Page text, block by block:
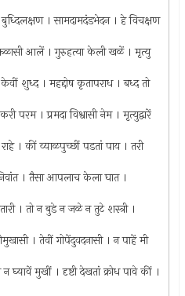
। सामदामदंडभेदन । हे विचक्षण
फळासी आलें । गुरुहत्या केली खळें । मृत्यु
शुध्द । महद्दोष कृतापराध । बध्द तो
। प्रमदा विश्वासी नेम । मृत्युद्वारें
। कीं व्याळपुच्छीं पडतां पाय । तरी
। तैसा आपलाच केला घात ।
। तो न बुडे न जळे न तुटे शस्त्री ।
। तेवीं गोपेंदुवदनासी । न पाहें मी
घ्यावें मुखीं । दृष्टी देखतां क्रोध पावे कीं ।